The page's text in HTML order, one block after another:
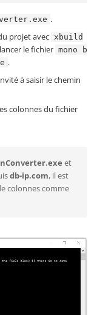
.
projet avec xbuild
le fichier mono b
.
à saisir le chemin
colonnes du fichier
et
db-ip.com, il est
colonnes comme